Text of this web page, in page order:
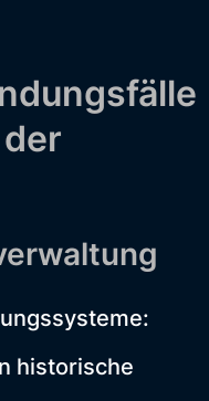
historische